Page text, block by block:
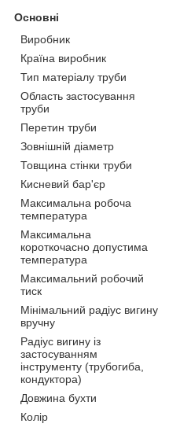
Основні
Виробник
Країна виробник
Тип матеріалу труби
Область застосування
труби
Перетин труби
Зовнішній діаметр
Товщина стінки труби
Кисневий бар'єр
Максимальна робоча
температура
Максимальна
короткочасно допустима
температура
Максимальний робочий
тиск
Мінімальний радіус вигину
вручну
Радіус вигину із
застосуванням
інструменту (трубогиба,
кондуктора)
Довжина бухти
Колір